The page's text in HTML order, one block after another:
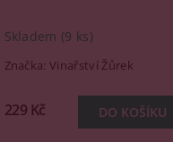
Skladem (9 ks)
Značka:Vinařství Žůrek
229 Kč